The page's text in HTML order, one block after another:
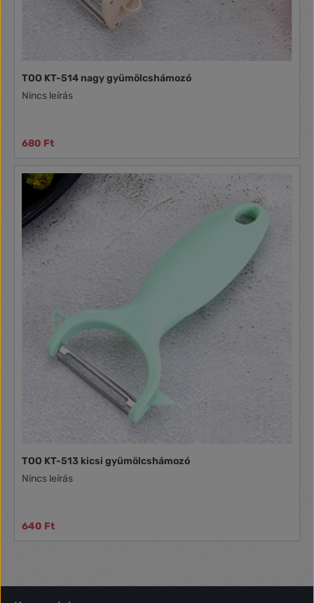
TOO KT-514 nagy gyümölcshámozó
Nincs leírás
680 Ft
TOO KT-513 kicsi gyümölcshámozó
Nincs leírás
640 Ft